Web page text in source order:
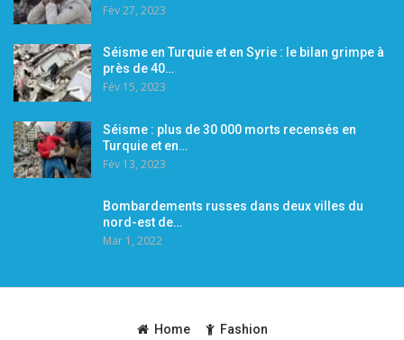
Fév 27, 2023
Séisme en Turquie et en Syrie : le bilan grimpe à
près de 40…
Fév 15, 2023
Séisme : plus de 30 000 morts recensés en
Turquie et en…
Fév 13, 2023
Bombardements russes dans deux villes du
nord-est de…
Mar 1, 2022
Home Fashion